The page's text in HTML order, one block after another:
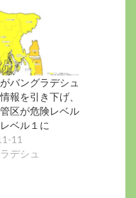
バングラデシュ
報を引き下げ、
区が危険レベル
ベル１に
11
デシュ